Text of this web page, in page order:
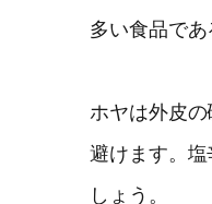
多い食品であ
ホヤは外皮
避けます。
しょう。